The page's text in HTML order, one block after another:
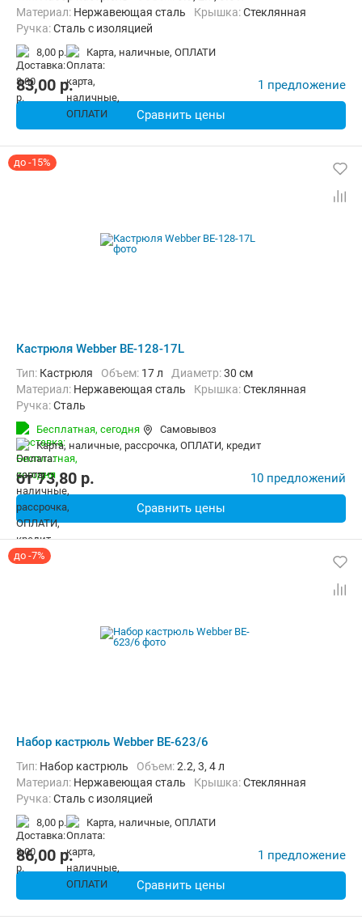
материал: Нержавеющая сталь крышка:Стеклянная
ручка:Сталь с изоляцией
8,00 р. карта, наличные, ОПЛАТИ
83,00 p. 1 предложение
Сравнить цены
до -15%
Кастрюля Webber BE-128-17L
Тип: Кастрюля Объем: 17 л Диаметр:30 см
материал: Нержавеющая сталь крышка:Стеклянная
ручка:Сталь
Бесплатная, сегодня
Самовывоз
карта, наличные, рассрочка, ОПЛАТИ, кредит
от73,80 p. 10 предложений
Сравнить цены
до -7%
Набор кастрюль Webber BE-623/6
Тип: Набор кастрюль объем:2.2, 3, 4 л
материал: Нержавеющая сталь крышка:Стеклянная
ручка:Сталь с изоляцией
8,00 р. карта, наличные, ОПЛАТИ
86,00 p. 1 предложение
Сравнить цены